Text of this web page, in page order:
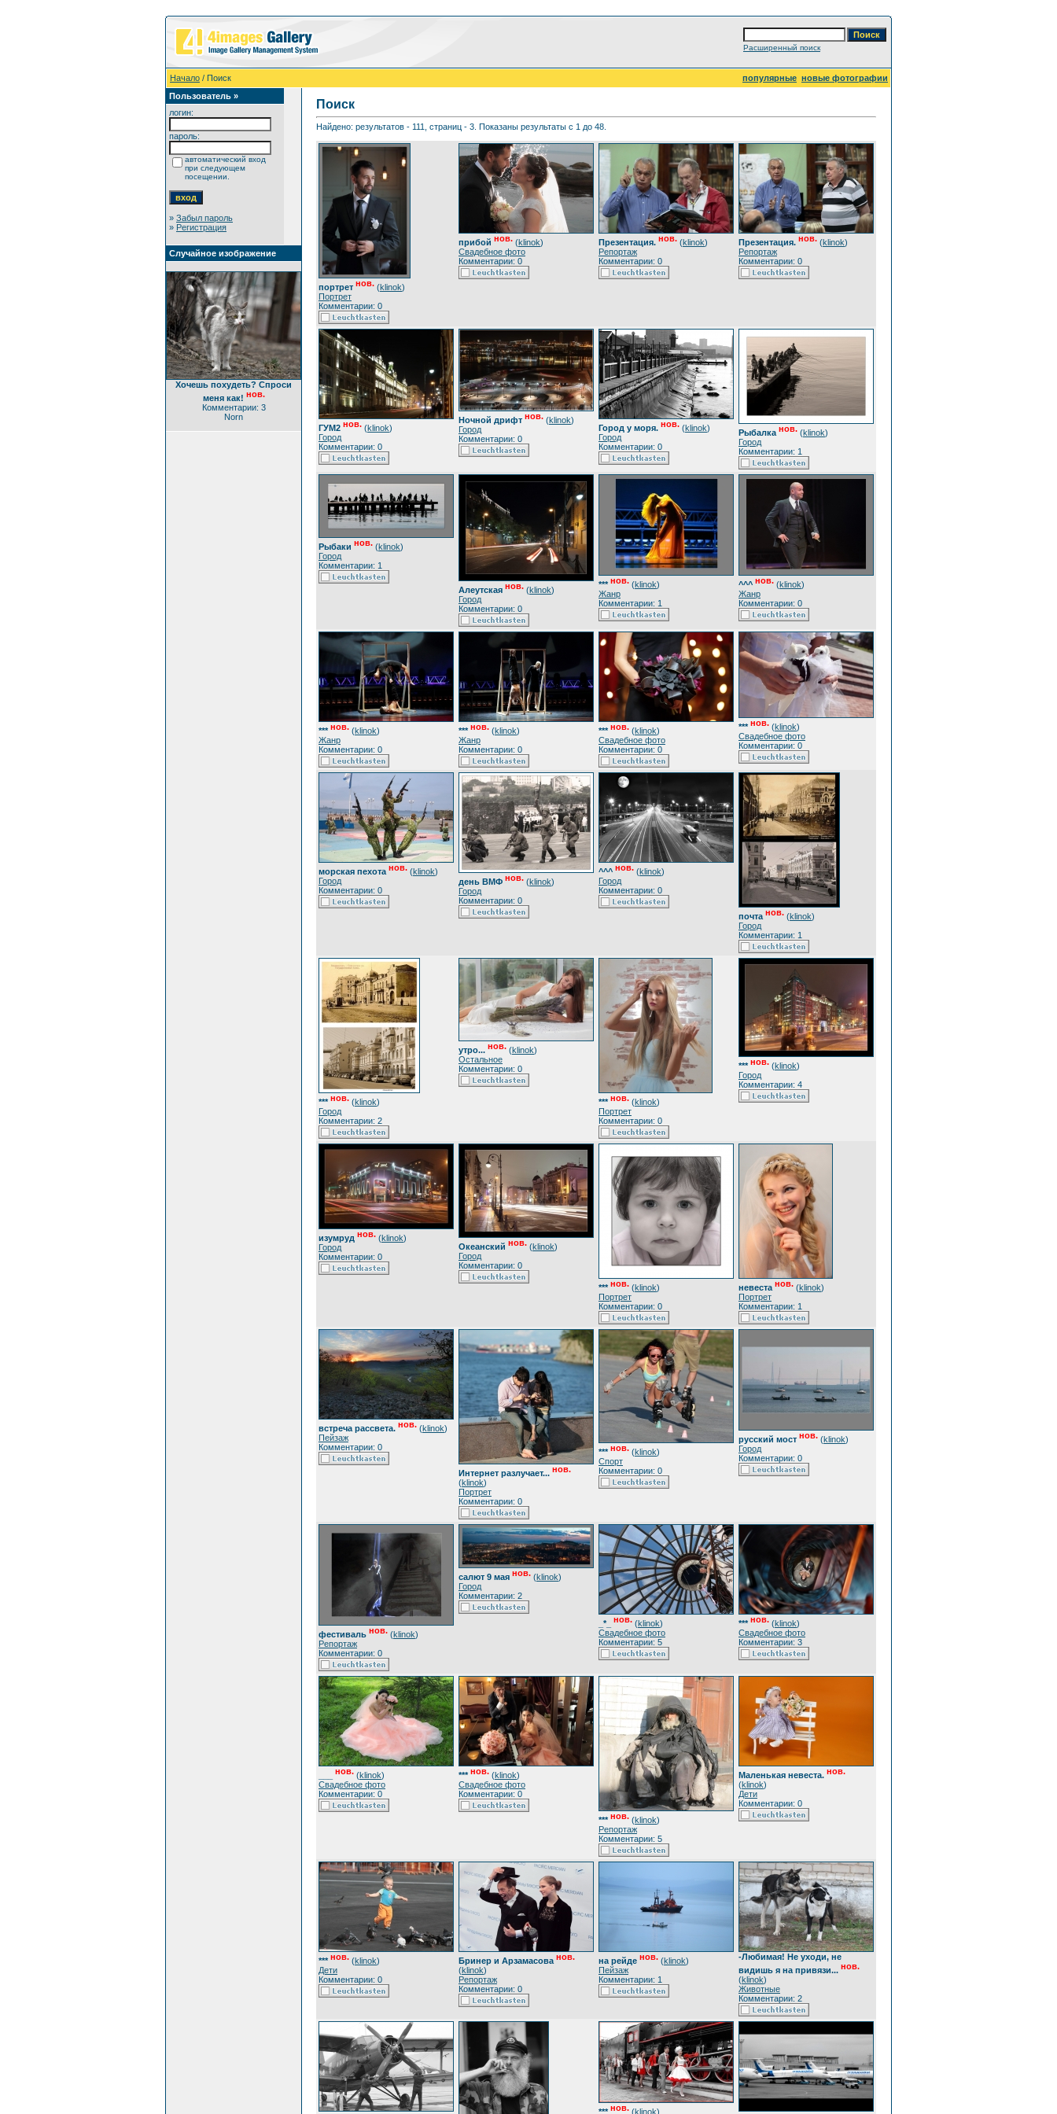
Расширенный поиск
Начало / Поиск популярные новые фотографии
Пользователь »
логин:
пароль:
автоматический вход
при следующем
посещении.
» Забыл пароль
» Регистрация
Случайное изображение
Хочешь похудеть? Cпроси
меня как! нов.
Комментарии: 3
Norn
Поиск
Найдено: результатов - 111, страниц - 3. Показаны результаты с 1 до 48.
портрет нов. (klinok)
Портрет
Комментарии: 0
прибой нов. (klinok)
Свадебное фото
Комментарии: 0
Презентация. нов. (klinok)
Репортаж
Комментарии: 0
Презентация. нов. (klinok)
Репортаж
Комментарии: 0
ГУМ2 нов. (klinok)
Город
Комментарии: 0
Ночной дрифт нов. (klinok)
Город
Комментарии: 0
Город у моря. нов. (klinok)
Город
Комментарии: 0
Рыбалка нов. (klinok)
Город
Комментарии: 1
Рыбаки нов. (klinok)
Город
Комментарии: 1
Алеутская нов. (klinok)
Город
Комментарии: 0
*** нов. (klinok)
Жанр
Комментарии: 1
^^^ нов. (klinok)
Жанр
Комментарии: 0
*** нов. (klinok)
Жанр
Комментарии: 0
*** нов. (klinok)
Жанр
Комментарии: 0
*** нов. (klinok)
Свадебное фото
Комментарии: 0
*** нов. (klinok)
Свадебное фото
Комментарии: 0
морская пехота нов. (klinok)
Город
Комментарии: 0
день ВМФ нов. (klinok)
Город
Комментарии: 0
^^^ нов. (klinok)
Город
Комментарии: 0
почта нов. (klinok)
Город
Комментарии: 1
*** нов. (klinok)
Город
Комментарии: 2
утро... нов. (klinok)
Остальное
Комментарии: 0
*** нов. (klinok)
Портрет
Комментарии: 0
*** нов. (klinok)
Город
Комментарии: 4
изумруд нов. (klinok)
Город
Комментарии: 0
Океанский нов. (klinok)
Город
Комментарии: 0
*** нов. (klinok)
Портрет
Комментарии: 0
невеста нов. (klinok)
Портрет
Комментарии: 1
встреча рассвета. нов. (klinok)
Пейзаж
Комментарии: 0
Интернет разлучает... нов.
(klinok)
Портрет
Комментарии: 0
*** нов. (klinok)
Спорт
Комментарии: 0
русский мост нов. (klinok)
Город
Комментарии: 0
фестиваль нов. (klinok)
Репортаж
Комментарии: 0
салют 9 мая нов. (klinok)
Город
Комментарии: 2
_*_ нов. (klinok)
Свадебное фото
Комментарии: 5
*** нов. (klinok)
Свадебное фото
Комментарии: 3
нов. (klinok)
Свадебное фото
Комментарии: 0
*** нов. (klinok)
Свадебное фото
Комментарии: 0
*** нов. (klinok)
Репортаж
Комментарии: 5
Маленькая невеста. нов.
(klinok)
Дети
Комментарии: 0
*** нов. (klinok)
Дети
Комментарии: 0
Бринер и Арзамасова нов.
(klinok)
Репортаж
Комментарии: 0
на рейде нов. (klinok)
Пейзаж
Комментарии: 1
-Любимая! Не уходи, не
видишь я на привязи... нов.
(klinok)
Животные
Комментарии: 2
*** нов. (klinok)